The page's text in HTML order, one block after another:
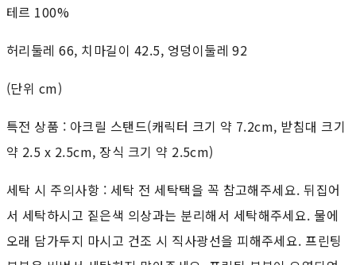
테르 100%
허리둘레 66, 치마길이 42.5, 엉덩이둘레 92
(단위 cm)
특전 상품 : 아크릴 스탠드(캐릭터 크기 약 7.2cm, 받침대 크기
약 2.5 x 2.5cm, 장식 크기 약 2.5cm)
세탁 시 주의사항 : 세탁 전 세탁택을 꼭 참고해주세요. 뒤집어
서 세탁하시고 짙은색 의상과는 분리해서 세탁해주세요. 물에
오래 담가두지 마시고 건조 시 직사광선을 피해주세요. 프린팅